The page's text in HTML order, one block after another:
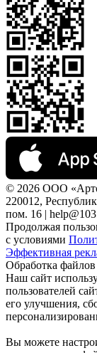
© 2026 ООО
220012,
пом. 16 |
Продолжая
с условиями
Эффективная
Обработка
Наш сайт
пользователей
его улучшения,
Вы можете